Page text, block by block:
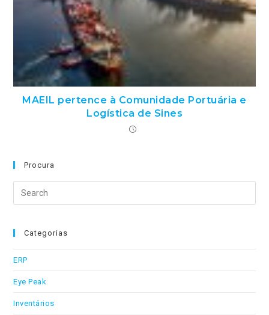
MAEIL pertence à Comunidade Portuária e
Logística de Sines
Procura
Search
this
Categorias
ERP
Eye Peak
Inventários